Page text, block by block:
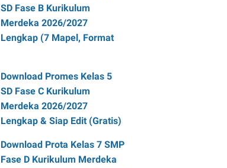
SD Fase B Kurikulum
Merdeka 2026/2027
Lengkap (7 Mapel, Format
Download Promes Kelas 5
SD Fase C Kurikulum
Merdeka 2026/2027
Lengkap & Siap Edit (Gratis)
Download Prota Kelas 7 SMP
Fase D Kurikulum Merdeka